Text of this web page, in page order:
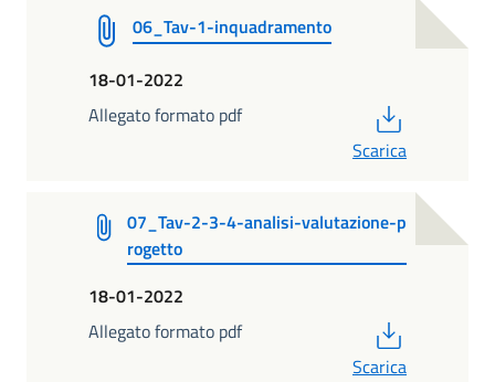
06_Tav-1-inquadramento
18-01-2022
Allegato formato pdf
Scarica
07_Tav-2-3-4-analisi-valutazione-p
rogetto
18-01-2022
Allegato formato pdf
Scarica